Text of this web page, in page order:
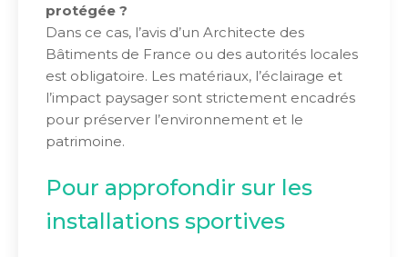
protégée ?
Dans ce cas, l’avis d’un Architecte des
Bâtiments de France ou des autorités locales
est obligatoire. Les matériaux, l’éclairage et
l’impact paysager sont strictement encadrés
pour préserver l’environnement et le
patrimoine.
Pour approfondir sur les
installations sportives